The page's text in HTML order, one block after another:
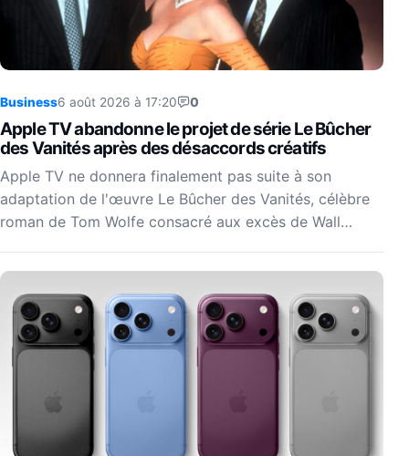
Business6 août 2026 à 17:20 0
Apple TV abandonne le projet de série Le Bûcher
des Vanités après des désaccords créatifs
Apple TV ne donnera finalement pas suite à son
adaptation de l'œuvre Le Bûcher des Vanités, célèbre
roman de Tom Wolfe consacré aux excès de Wall…